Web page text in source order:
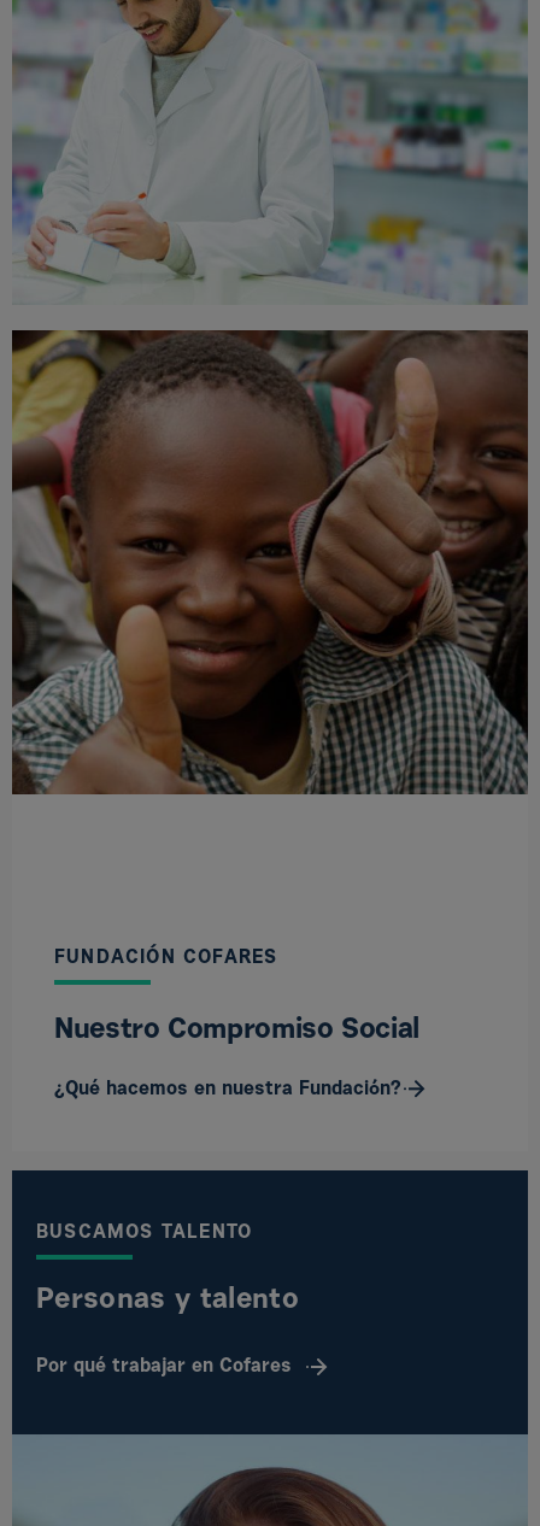
FUNDACIÓN COFARES
Nuestro Compromiso Social
¿Qué hacemos en nuestra Fundación?
BUSCAMOS TALENTO
Personas y talento
Por qué trabajar en Cofares